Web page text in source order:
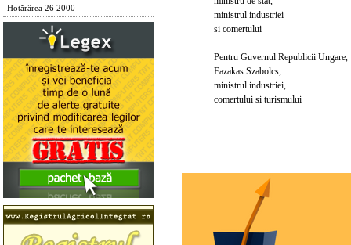
Hotărârea 26 2000
ministrul industriei
si comertului
Pentru Guvernul Republicii Ungare,
Fazakas Szabolcs,
ministrul industriei,
comertului si turismului